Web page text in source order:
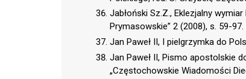
Jabłoński Sz.Z., Eklezjalny
Prymasowskie” 2 (2008), s. 59-97.
Jan Paweł II, I pielgrzymka do
Jan Paweł II, Pismo apostolskie
„Częstochowskie Wiadomości